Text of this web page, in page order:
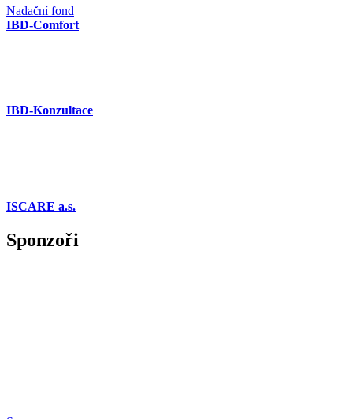
Nadační fond
IBD-Comfort
IBD-Konzultace
ISCARE a.s.
Sponzoři